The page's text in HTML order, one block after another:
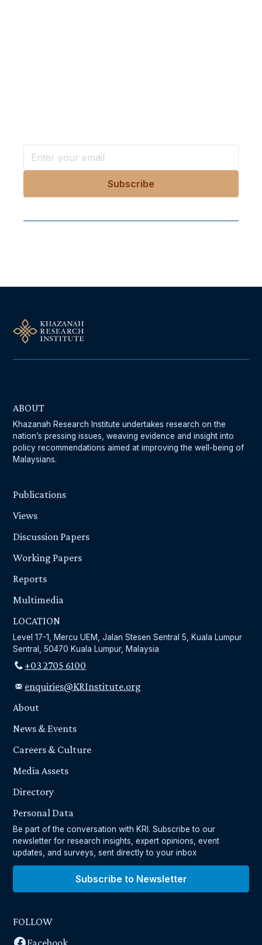
ABOUT
Khazanah Research Institute undertakes research on the
nation’s pressing issues, weaving evidence and insight into
policy recommendations aimed at improving the well-being of
Malaysians.
Publications
Views
Discussion Papers
Working Papers
Reports
Multimedia
LOCATION
Level 17-1, Mercu UEM, Jalan Stesen Sentral 5, Kuala Lumpur
Sentral, 50470 Kuala Lumpur, Malaysia
+03 2705 6100
enquiries@KRInstitute.org
About
News & Events
Careers & Culture
Media Assets
Directory
Personal Data
Be part of the conversation with KRI. Subscribe to our
newsletter for research insights, expert opinions, event
updates, and surveys, sent directly to your inbox
Subscribe to Newsletter
FOLLOW
Facebook